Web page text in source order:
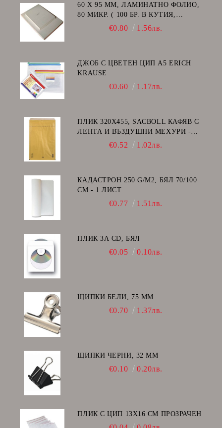
60 Х 95 ММ, ЛАМИНАТНО ФОЛИО,
80 МИКР. ( 100 БР. В КУТИЯ,
€0.80 1.56лв.
ДЖОБ С ЦВЕТЕН ЦИП A5 ERICH
KRAUSE
€0.60 1.17лв.
ПЛИК 320Х455, SACBOLL КАФЯВ С
ЛЕНТА И ВЪЗДУШНИ МЕХУРИ -
€0.52 1.02лв.
КАДАСТРОН 250 G/M2, БЯЛ 70/100
СМ - 1 ЛИСТ
€0.77 1.51лв.
ПЛИК ЗА CD, БЯЛ
€0.05 0.10лв.
ЩИПКИ БЕЛИ, 75 ММ
€0.70 1.37лв.
ЩИПКИ ЧЕРНИ, 32 ММ
€0.10 0.20лв.
ПЛИК С ЦИП 13X16 CM ПРОЗРАЧЕН